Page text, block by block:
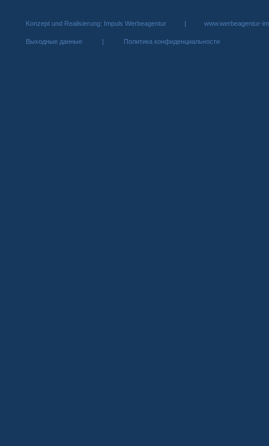
Konzept und Realisierung: Impuls Werbeagentur | www.werbeagentur-
Выходные данные| Политика конфиденциальности